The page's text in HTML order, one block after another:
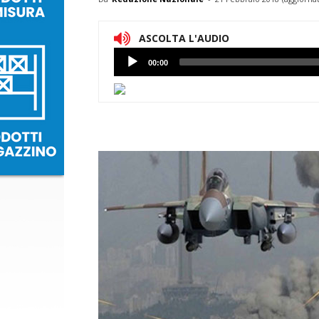
ASCOLTA L'AUDIO
Lettore
Audio
00:00